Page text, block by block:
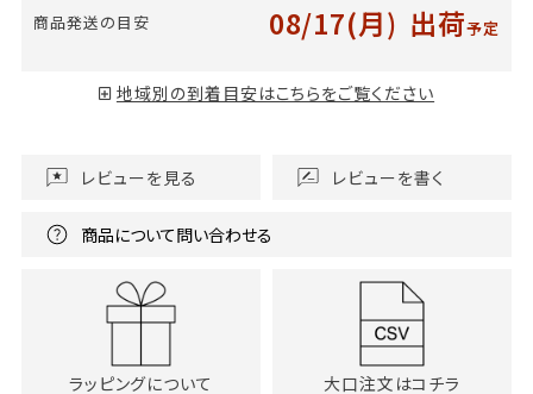
商品発送の目安 08/17(月) 出荷予定
地域別の到着目安はこちらをご覧ください
レビューを見る レビューを書く
商品について問い合わせる
ラッピングについて 大口注文はコチラ